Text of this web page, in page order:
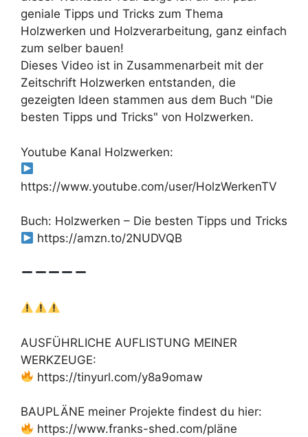
geniale Tipps und Tricks zum Thema
Holzwerken und Holzverarbeitung, ganz einfach
zum selber bauen!
Dieses Video ist in Zusammenarbeit mit der
Zeitschrift Holzwerken entstanden, die
gezeigten Ideen stammen aus dem Buch "Die
besten Tipps und Tricks" von Holzwerken.
Youtube Kanal Holzwerken:
https://www.youtube.com/user/HolzWerkenTV
Buch: Holzwerken – Die besten Tipps und Tricks
https://amzn.to/2NUDVQB
AUSFÜHRLICHE AUFLISTUNG MEINER
WERKZEUGE:
https://tinyurl.com/y8a9omaw
BAUPLÄNE meiner Projekte findest du hier:
https://www.franks-shed.com/pläne